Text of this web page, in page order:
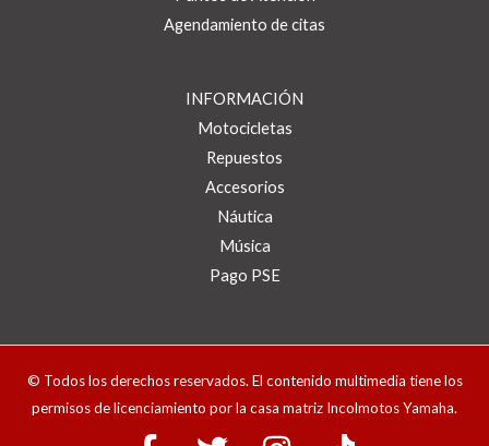
Agendamiento de citas
INFORMACIÓN
Motocicletas
Repuestos
Accesorios
Náutica
Música
Pago PSE
© Todos los derechos reservados. El contenido multimedia tiene los
permisos de licenciamiento por la casa matriz Incolmotos Yamaha.